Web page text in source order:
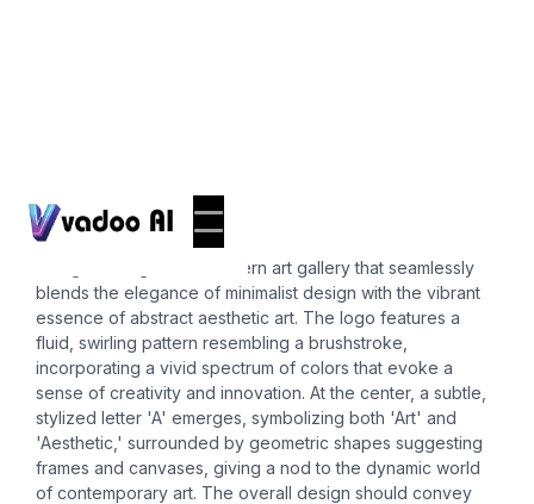
aesthetic art
"Imagine a logo for a modern art gallery that seamlessly
blends the elegance of minimalist design with the vibrant
essence of abstract aesthetic art. The logo features a
fluid, swirling pattern resembling a brushstroke,
incorporating a vivid spectrum of colors that evoke a
sense of creativity and innovation. At the center, a subtle,
stylized letter 'A' emerges, symbolizing both 'Art' and
'Aesthetic,' surrounded by geometric shapes suggesting
frames and canvases, giving a nod to the dynamic world
of contemporary art. The overall design should convey